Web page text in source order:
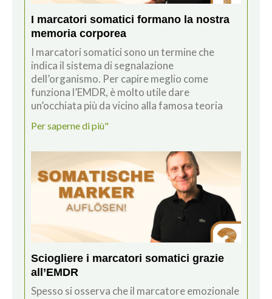
I marcatori somatici formano la nostra
memoria corporea
I marcatori somatici sono un termine che
indica il sistema di segnalazione
dell’organismo. Per capire meglio come
funziona l’EMDR, è molto utile dare
un’occhiata più da vicino alla famosa teoria
Per saperne di più"
Sciogliere i marcatori somatici grazie
all’EMDR
Spesso si osserva che il marcatore emozionale